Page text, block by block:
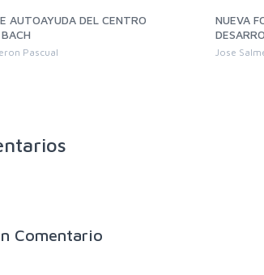
AUTOAYUDA DEL CENTRO
Pascual
NUEVA
Jose
Comentario